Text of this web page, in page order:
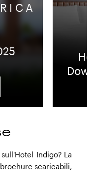
Indigo? La
scaricabili,